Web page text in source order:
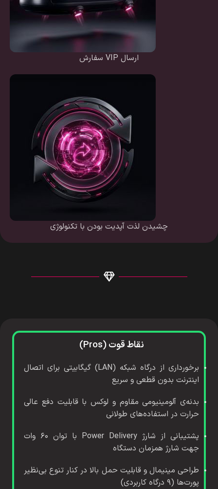
ارسال VIP سفارش
چشیدن لذت آپدیت بودن با تکنولوژی
نقاط قوت (Pros)
برخورداری از درگاه شبکه (LAN) گیگابیتی برای اتصال
اینترنت بدون قطعی و سریع
بدنه‌ی آلومینیومی مقاوم و لوکس با قابلیت دفع عالی
حرارت در استفاده‌های طولانی
پشتیبانی از شارژ Power Delivery با توان ۶۰ وات
جهت شارژ همزمان دستگاه
طراحی مینیمال و قابلیت حمل بالا در کنار تنوع بی‌نظیر
پورت‌ها (۹ درگاه کاربردی)